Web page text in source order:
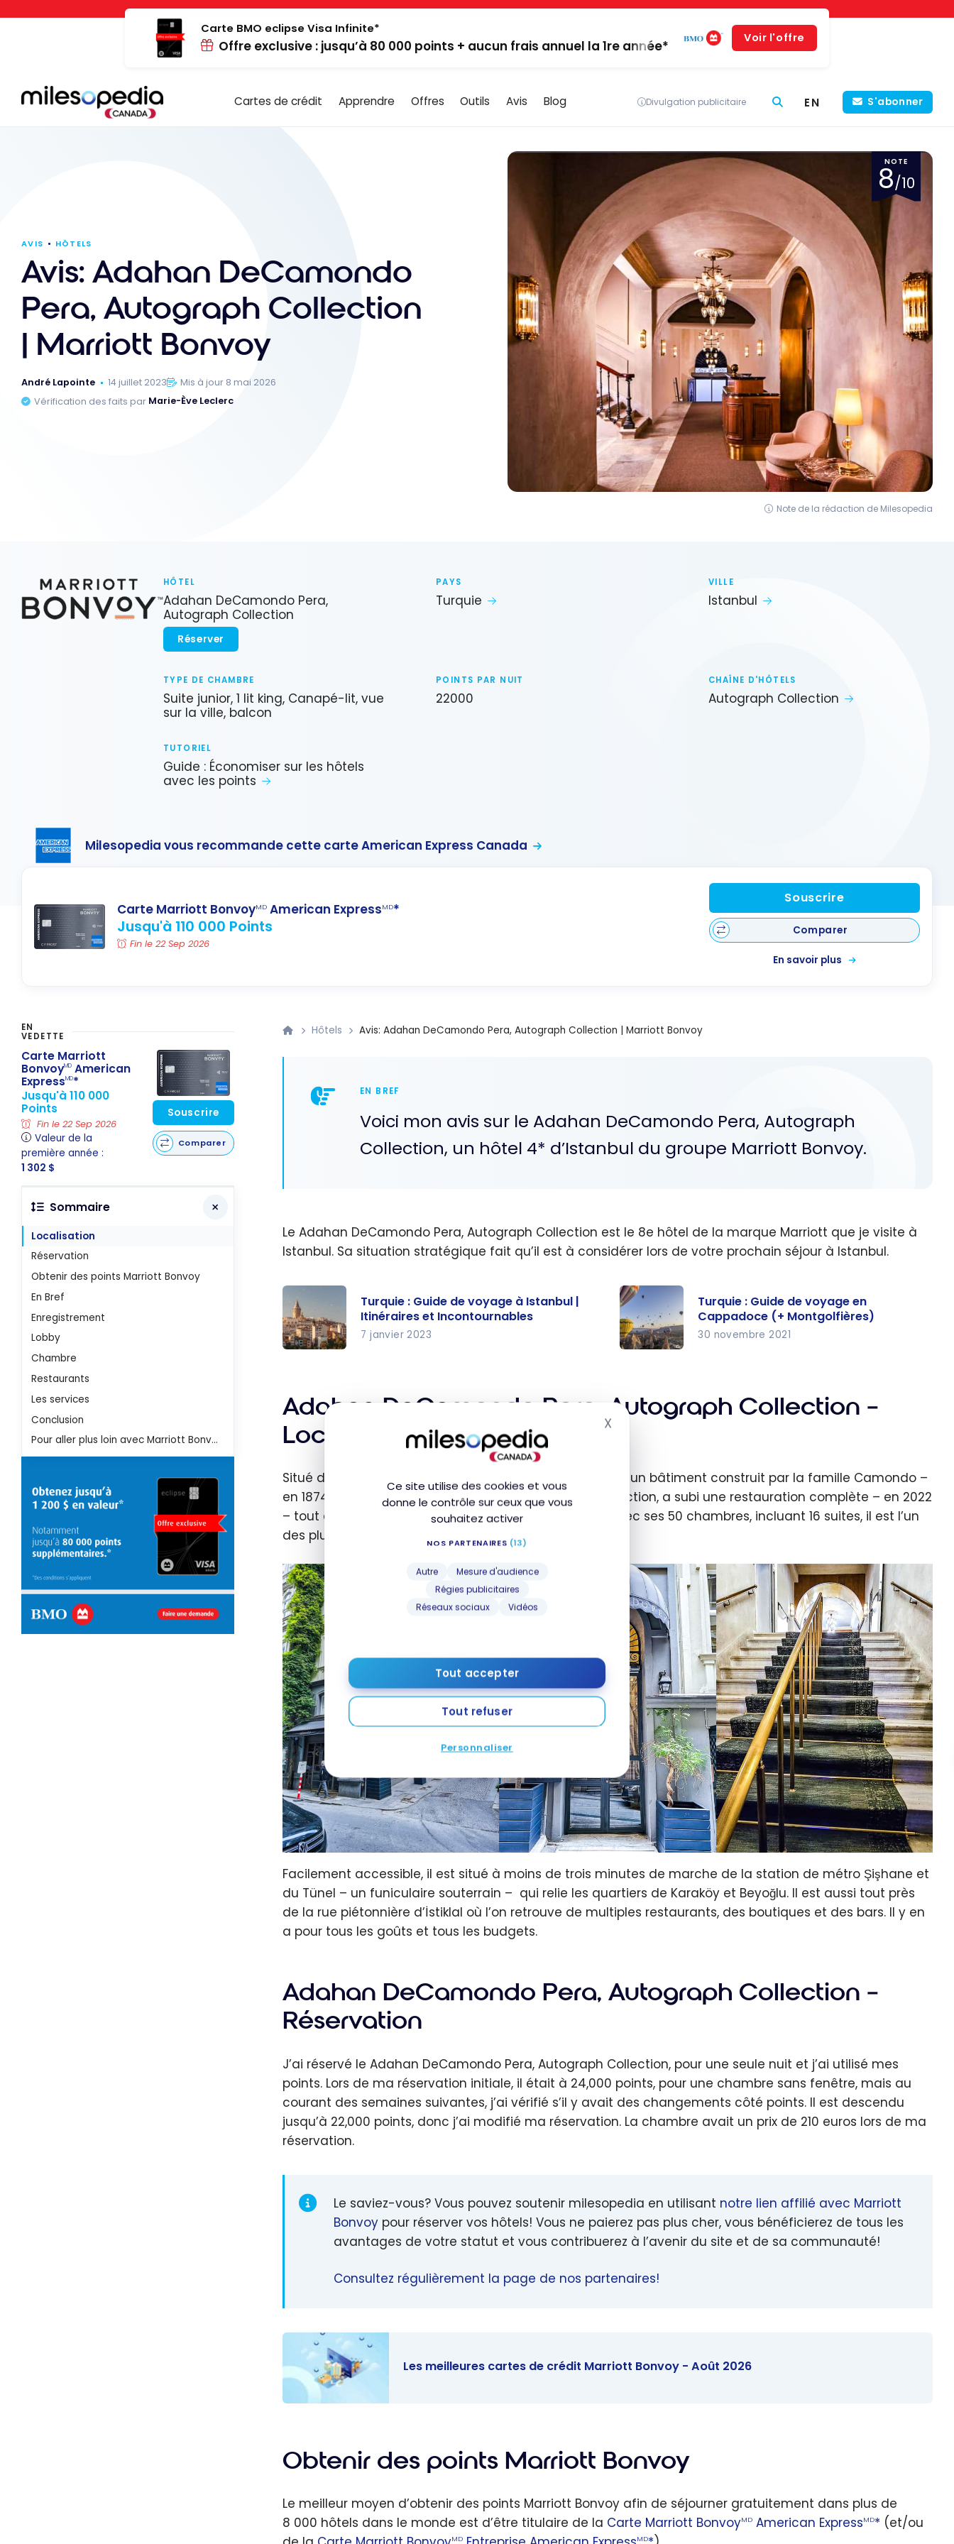
Panneau de gestion des cookies
Ce site utilise des cookies et vous
donne le contrôle sur ceux que vous
souhaitez activer
NOS PARTENAIRES (13)
Autre
Mesure d'audience
Régies publicitaires
Réseaux sociaux
Vidéos
Tout accepter
Tout refuser
Personnaliser
XMasquer le bandeau des cookies
Carte BMO eclipse Visa Infinite*
Offre exclusive : jusqu’à 80 000 points + aucun frais annuel la 1re année*
Voir l'offre
Cartes de crédit Apprendre Offres Outils Avis Blog Divulgation publicitaire EN S'abonner
AVIS HÔTELS
Avis: Adahan DeCamondo
Pera, Autograph Collection
| Marriott Bonvoy
André Lapointe 14 juillet 2023
Mis à jour 8 mai 2026
Vérification des faits par Marie-Ève Leclerc
NOTE
8/10
Note de la rédaction de Milesopedia
HÔTEL
Adahan DeCamondo Pera,
Autograph Collection
Réserver
PAYS
Turquie
VILLE
Istanbul
TYPE DE CHAMBRE
Suite junior, 1 lit king, Canapé-lit, vue
sur la ville, balcon
POINTS PAR NUIT
22000
CHAÎNE D'HÔTELS
Autograph Collection
TUTORIEL
Guide : Économiser sur les hôtels
avec les points
Milesopedia vous recommande cette carte American Express Canada
Carte Marriott BonvoyMD American ExpressMD*
Jusqu'à 110 000 Points
Fin le 22 Sep 2026
Souscrire
Comparer
En savoir plus
Hôtels Avis: Adahan DeCamondo Pera, Autograph Collection | Marriott Bonvoy
EN BREF
Voici mon avis sur le Adahan DeCamondo Pera, Autograph
Collection, un hôtel 4* d’Istanbul du groupe Marriott Bonvoy.
Le Adahan DeCamondo Pera, Autograph Collection est le 8e hôtel de la marque Marriott que je visite à
Istanbul. Sa situation stratégique fait qu’il est à considérer lors de votre prochain séjour à Istanbul.
voyage à
Istanbul |
Itinéraires
Incontour
nables
Turquie : Guide de voyage à Istanbul |
Itinéraires et Incontournables
7 janvier 2023
voyage
en
Montgolfi
ères)
Turquie : Guide de voyage en
Cappadoce (+ Montgolfières)
30 novembre 2021
Adahan DeCamondo Pera, Autograph Collection –
Localisation
Situé dans le quartier animé de Beyoğlu et installé dans un bâtiment construit par la famille Camondo –
en 1874 – le Adahan DeCamondo Pera, Autograph Collection, a subi une restauration complète – en 2022
– tout en gardant l’essence “vintage” de cet édifice. Avec ses 50 chambres, incluant 16 suites, il est l’un
des plus récents hôtels-boutique d’Istanbul.
Facilement accessible, il est situé à moins de trois minutes de marche de la station de métro Şişhane et
du Tünel – un funiculaire souterrain – qui relie les quartiers de Karaköy et Beyoğlu. Il est aussi tout près
de la rue piétonnière d’İstiklal où l’on retrouve de multiples restaurants, des boutiques et des bars. Il y en
a pour tous les goûts et tous les budgets.
Adahan DeCamondo Pera, Autograph Collection –
Réservation
J’ai réservé le Adahan DeCamondo Pera, Autograph Collection, pour une seule nuit et j’ai utilisé mes
points. Lors de ma réservation initiale, il était à 24,000 points, pour une chambre sans fenêtre, mais au
courant des semaines suivantes, j’ai vérifié s’il y avait des changements côté points. Il est descendu
jusqu’à 22,000 points, donc j’ai modifié ma réservation. La chambre avait un prix de 210 euros lors de ma
réservation.
Le saviez-vous? Vous pouvez soutenir milesopedia en utilisant notre lien affilié avec Marriott
Bonvoy pour réserver vos hôtels! Vous ne paierez pas plus cher, vous bénéficierez de tous les
avantages de votre statut et vous contribuerez à l’avenir du site et de sa communauté!
Consultez régulièrement la page de nos partenaires!
Marriott Bonvoy -
Août 2026
Les meilleures cartes de crédit Marriott Bonvoy - Août 2026
Obtenir des points Marriott Bonvoy
Le meilleur moyen d’obtenir des points Marriott Bonvoy afin de séjourner gratuitement dans plus de
8 000 hôtels dans le monde est d’être titulaire de la Carte Marriott BonvoyMD American ExpressMD* (et/ou
MD MD
EN
VEDETTE
Carte Marriott
BonvoyMD American
ExpressMD*
Jusqu'à 110 000
Points
Fin le 22 Sep 2026
Valeur de la
première année :
1 302 $
Souscrire
Comparer
Sommaire
Localisation
Réservation
Obtenir des points Marriott Bonvoy
En Bref
Enregistrement
Lobby
Chambre
Restaurants
Les services
Conclusion
Pour aller plus loin avec Marriott Bonvoy